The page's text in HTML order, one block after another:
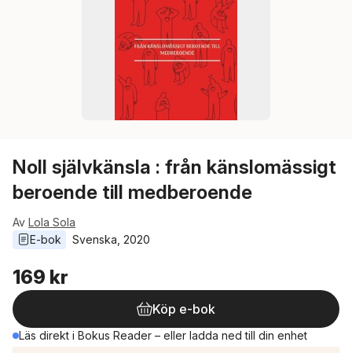
Noll självkänsla : från känslomässigt
beroende till medberoende
Av Lola Sola
E-bok
Svenska 2020
169 kr
Köp e-bok
Läs direkt i Bokus Reader – eller ladda ned till din enhet